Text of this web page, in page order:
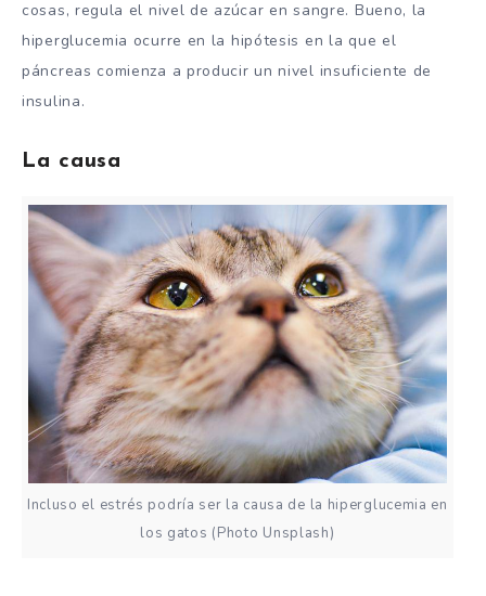
cosas, regula el nivel de azúcar en sangre. Bueno, la
hiperglucemia ocurre en la hipótesis en la que el
páncreas comienza a producir un nivel insuficiente de
insulina.
La causa
Incluso el estrés podría ser la causa de la hiperglucemia en
los gatos (Photo Unsplash)